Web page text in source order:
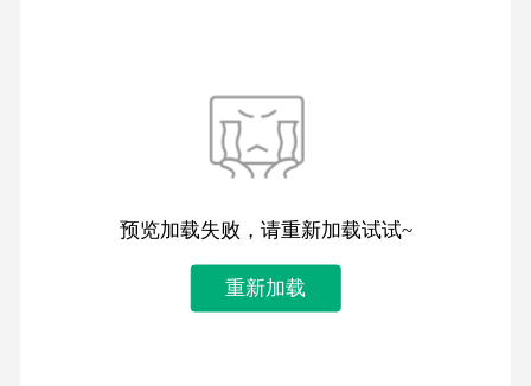
预览加载失败，请重新加载试试~
重新加载